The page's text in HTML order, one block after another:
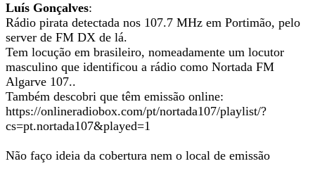
Luís Gonçalves:
Rádio pirata detectada nos 107.7 MHz em Portimão, pelo
server de FM DX de lá.
Tem locução em brasileiro, nomeadamente um locutor
masculino que identificou a rádio como Nortada FM
Algarve 107..
Também descobri que têm emissão online:
https://onlineradiobox.com/pt/nortada107/playlist/?
cs=pt.nortada107&played=1
Não faço ideia da cobertura nem o local de emissão